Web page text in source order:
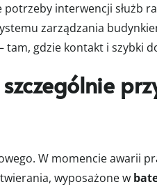
interwencji służb
zarządzania
gdzie kontakt i szybki
W momencie awarii
wyposażone w